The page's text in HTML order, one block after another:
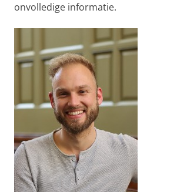
onvolledige informatie.